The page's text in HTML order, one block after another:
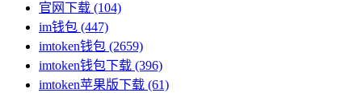
官网下载 (104)
im钱包 (447)
imtoken钱包 (2659)
imtoken钱包下载 (396)
imtoken苹果版下载 (61)